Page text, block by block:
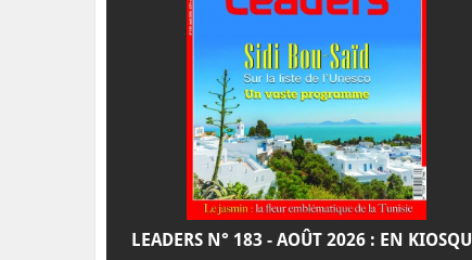
LEADERS N° 183 - AOÛT 2026 : EN